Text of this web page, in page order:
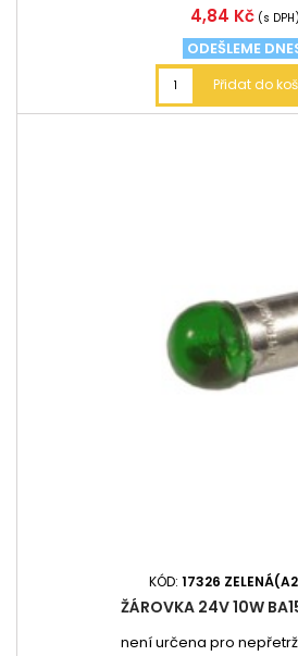
Cena
4,84 Kč (s DPH)
ODEŠLEME
Přidat do
KÓD: 17326
ŽÁROVKA 24V 10W
není určena pro